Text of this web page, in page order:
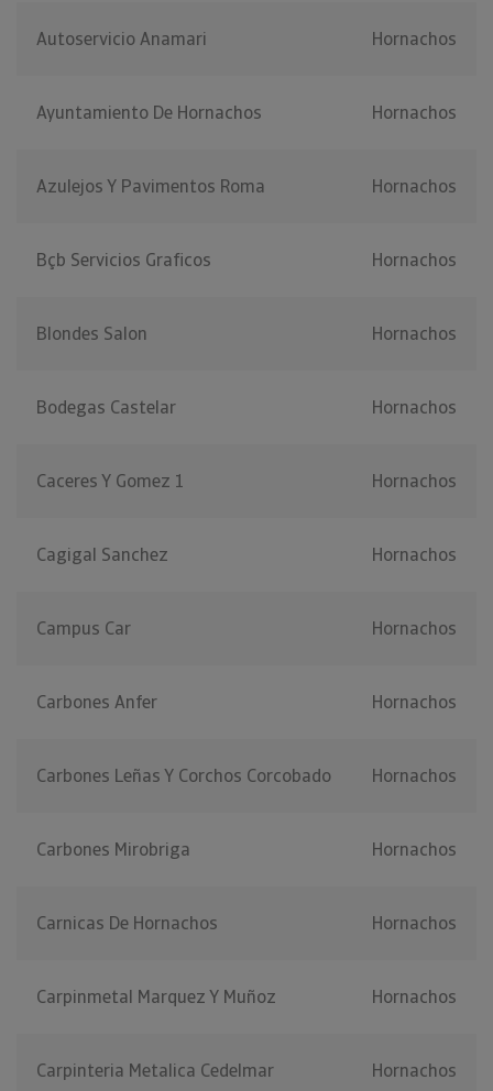
Autoservicio Anamari Hornachos
Ayuntamiento De Hornachos Hornachos
Azulejos Y Pavimentos Roma Hornachos
Bçb Servicios Graficos Hornachos
Blondes Salon Hornachos
Bodegas Castelar Hornachos
Caceres Y Gomez 1 Hornachos
Cagigal Sanchez Hornachos
Campus Car Hornachos
Carbones Anfer Hornachos
Carbones Leñas Y Corchos Corcobado Hornachos
Carbones Mirobriga Hornachos
Carnicas De Hornachos Hornachos
Carpinmetal Marquez Y Muñoz Hornachos
Carpinteria Metalica Cedelmar Hornachos